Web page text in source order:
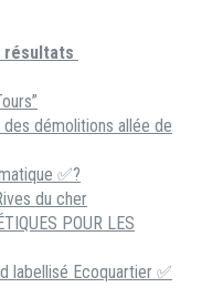
résultats
démolitions allée de
✅?
du cher
POUR LES
labellisé Ecoquartier ✅